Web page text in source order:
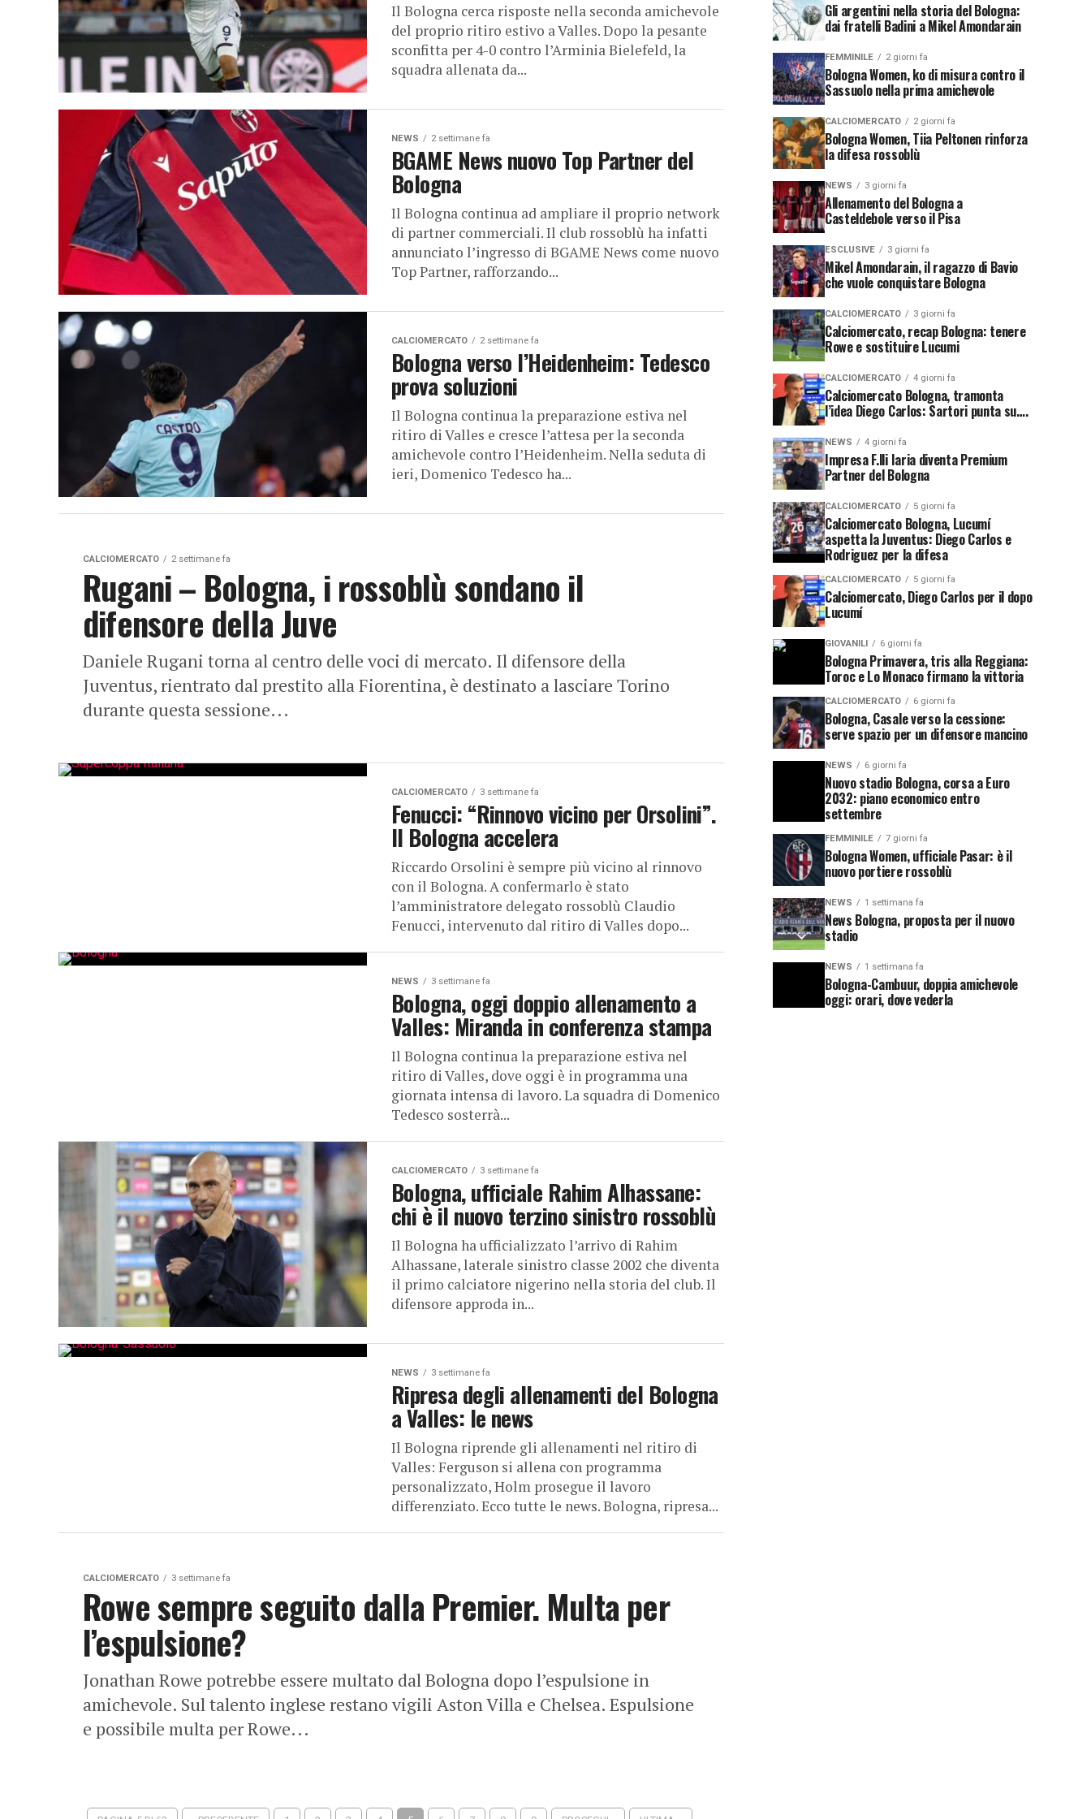
Il Bologna cerca risposte nella seconda amichevole
del proprio ritiro estivo a Valles. Dopo la pesante
sconfitta per 4-0 contro l’Arminia Bielefeld, la
squadra allenata da...
NEWS 2 settimane fa
BGAME News nuovo Top Partner del
Bologna
Il Bologna continua ad ampliare il proprio network
di partner commerciali. Il club rossoblù ha infatti
annunciato l’ingresso di BGAME News come nuovo
Top Partner, rafforzando...
CALCIOMERCATO 2 settimane fa
Bologna verso l’Heidenheim: Tedesco
prova soluzioni
Il Bologna continua la preparazione estiva nel
ritiro di Valles e cresce l’attesa per la seconda
amichevole contro l’Heidenheim. Nella seduta di
ieri, Domenico Tedesco ha...
CALCIOMERCATO 2 settimane fa
Rugani – Bologna, i rossoblù sondano il
difensore della Juve
Daniele Rugani torna al centro delle voci di mercato. Il difensore della
Juventus, rientrato dal prestito alla Fiorentina, è destinato a lasciare Torino
durante questa sessione...
CALCIOMERCATO 3 settimane fa
Fenucci: “Rinnovo vicino per Orsolini”.
Il Bologna accelera
Riccardo Orsolini è sempre più vicino al rinnovo
con il Bologna. A confermarlo è stato
l’amministratore delegato rossoblù Claudio
Fenucci, intervenuto dal ritiro di Valles dopo...
NEWS 3 settimane fa
Bologna, oggi doppio allenamento a
Valles: Miranda in conferenza stampa
Il Bologna continua la preparazione estiva nel
ritiro di Valles, dove oggi è in programma una
giornata intensa di lavoro. La squadra di Domenico
Tedesco sosterrà...
CALCIOMERCATO 3 settimane fa
Bologna, ufficiale Rahim Alhassane:
chi è il nuovo terzino sinistro rossoblù
Il Bologna ha ufficializzato l’arrivo di Rahim
Alhassane, laterale sinistro classe 2002 che diventa
il primo calciatore nigerino nella storia del club. Il
difensore approda in...
NEWS 3 settimane fa
Ripresa degli allenamenti del Bologna
a Valles: le news
Il Bologna riprende gli allenamenti nel ritiro di
Valles: Ferguson si allena con programma
personalizzato, Holm prosegue il lavoro
differenziato. Ecco tutte le news. Bologna, ripresa...
CALCIOMERCATO 3 settimane fa
Rowe sempre seguito dalla Premier. Multa per
l’espulsione?
Jonathan Rowe potrebbe essere multato dal Bologna dopo l’espulsione in
amichevole. Sul talento inglese restano vigili Aston Villa e Chelsea. Espulsione
e possibile multa per Rowe...
Gli argentini nella storia del Bologna:
dai fratelli Badini a Mikel Amondarain
FEMMINILE 2 giorni fa
Bologna Women, ko di misura contro il
Sassuolo nella prima amichevole
CALCIOMERCATO 2 giorni fa
Bologna Women, Tiia Peltonen rinforza
la difesa rossoblù
NEWS 3 giorni fa
Allenamento del Bologna a
Casteldebole verso il Pisa
ESCLUSIVE 3 giorni fa
Mikel Amondarain, il ragazzo di Bavio
che vuole conquistare Bologna
CALCIOMERCATO 3 giorni fa
Calciomercato, recap Bologna: tenere
Rowe e sostituire Lucumi
CALCIOMERCATO 4 giorni fa
Calciomercato Bologna, tramonta
l’idea Diego Carlos: Sartori punta su….
NEWS 4 giorni fa
Impresa F.lli Iaria diventa Premium
Partner del Bologna
CALCIOMERCATO 5 giorni fa
Calciomercato Bologna, Lucumí
aspetta la Juventus: Diego Carlos e
Rodriguez per la difesa
CALCIOMERCATO 5 giorni fa
Calciomercato, Diego Carlos per il dopo
Lucumí
GIOVANILI 6 giorni fa
Bologna Primavera, tris alla Reggiana:
Toroc e Lo Monaco firmano la vittoria
CALCIOMERCATO 6 giorni fa
Bologna, Casale verso la cessione:
serve spazio per un difensore mancino
NEWS 6 giorni fa
Nuovo stadio Bologna, corsa a Euro
2032: piano economico entro
settembre
FEMMINILE 7 giorni fa
Bologna Women, ufficiale Pasar: è il
nuovo portiere rossoblù
NEWS 1 settimana fa
News Bologna, proposta per il nuovo
stadio
NEWS 1 settimana fa
Bologna-Cambuur, doppia amichevole
oggi: orari, dove vederla